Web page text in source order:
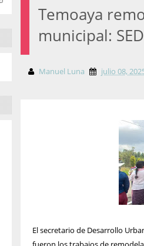
Temoaya
municipal:
Manuel Luna julio 08,
El secretario de Desarrollo